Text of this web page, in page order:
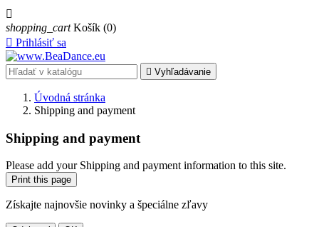

shopping_cart Košík (0)
 Prihlásiť sa
 Vyhľadávanie
Úvodná stránka
Shipping and payment
Shipping and payment
Please add your Shipping and payment information to this site.
Získajte najnovšie novinky a špeciálne zľavy